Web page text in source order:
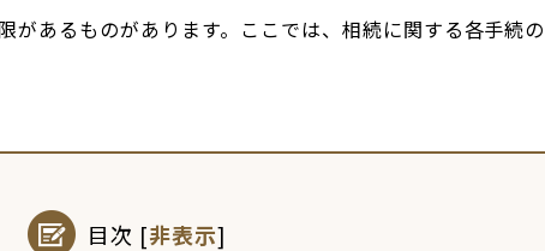
があるものがあります。ここでは、相続に関する各手続の
目次 [非表示]